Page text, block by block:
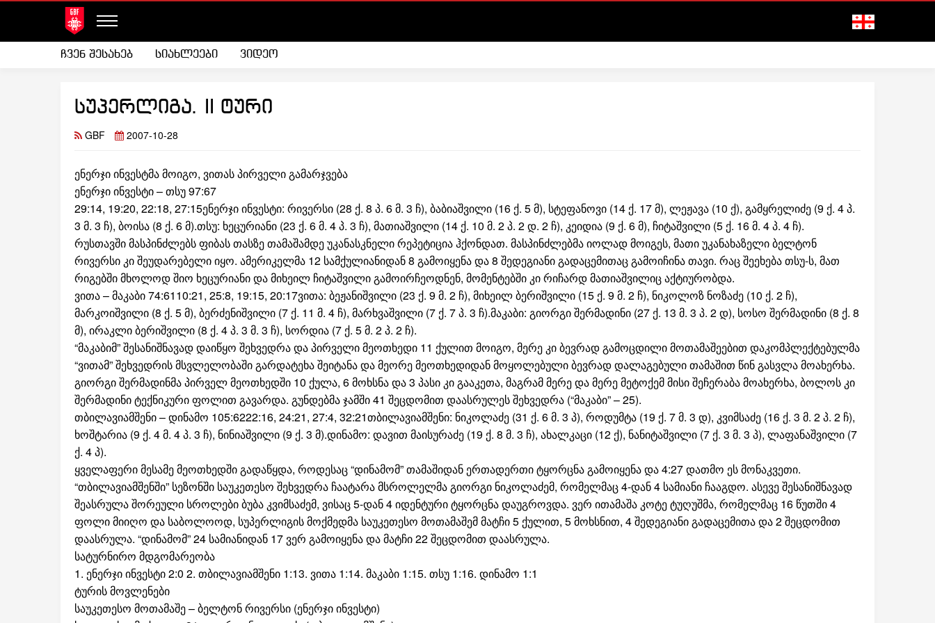
ჩვენ შესახებ სიახლეები ვიდეო
სუპერლიგა. II ტური
GBF 2007-10-28
ენერჯი ინვესტმა მოიგო, ვითას პირველი გამარჯვება
ენერჯი ინვესტი – თსუ 97:67
29:14, 19:20, 22:18, 27:15ენერჯი ინვესტი: რივერსი (28 ქ. 8 პ. 6 მ. 3 ჩ), ბაბიაშვილი (16 ქ. 5 მ), სტეფანოვი (14 ქ. 17 მ), ლეჟავა (10 ქ), გამყრელიძე (9 ქ. 4 პ.
3 მ. 3 ჩ), ბოისა (8 ქ. 6 მ).თსუ: ხეცურიანი (23 ქ. 6 მ. 4 პ. 3 ჩ), მათიაშვილი (14 ქ. 10 მ. 2 პ. 2 დ. 2 ჩ), კეიდია (9 ქ. 6 მ), ჩიტაშვილი (5 ქ. 16 მ. 4 პ. 4 ჩ).
რუსთავში მასპინძლებს ფიბას თასზე თამაშამდე უკანასკნელი რეპეტიცია ჰქონდათ. მასპინძლებმა იოლად მოიგეს, მათი უკანახაზელი ბელტონ
რივერსი კი შეუდარებელი იყო. ამერიკელმა 12 სამქულიანიდან 8 გამოიყენა და 8 შედეგიანი გადაცემითაც გამოიჩინა თავი. რაც შეეხება თსუ-ს, მათ
რიგებში მხოლოდ შიო ხეცურიანი და მიხეილ ჩიტაშვილი გამოირჩეოდნენ, მომენტებში კი რიჩარდ მათიაშვილიც აქტიურობდა.
ვითა – მაკაბი 74:6110:21, 25:8, 19:15, 20:17ვითა: ბეჟანიშვილი (23 ქ. 9 მ. 2 ჩ), მიხეილ ბერიშვილი (15 ქ. 9 მ. 2 ჩ), ნიკოლოზ ნოზაძე (10 ქ. 2 ჩ),
მარკოიშვილი (8 ქ. 5 მ), ბერძენიშვილი (7 ქ. 11 მ. 4 ჩ), მარხვაშვილი (7 ქ. 7 პ. 3 ჩ).მაკაბი: გიორგი შერმადინი (27 ქ. 13 მ. 3 პ. 2 დ), სოსო შერმადინი (8 ქ. 8
მ), ირაკლი ბერიშვილი (8 ქ. 4 პ. 3 მ. 3 ჩ), სორდია (7 ქ. 5 მ. 2 პ. 2 ჩ).
“მაკაბიმ” შესანიშნავად დაიწყო შეხვედრა და პირველი მეოთხედი 11 ქულით მოიგო, მერე კი ბევრად გამოცდილი მოთამაშეებით დაკომპლექტებულმა
“ვითამ” შეხვედრის მსვლელობაში გარდატეხა შეიტანა და მეორე მეოთხედიდან მოყოლებული ბევრად დალაგებული თამაშით წინ გასვლა მოახერხა.
გიორგი შერმადინმა პირველ მეოთხედში 10 ქულა, 6 მოხსნა და 3 პასი კი გააკეთა, მაგრამ მერე და მერე მეტოქემ მისი შეჩერაბა მოახერხა, ბოლოს კი
შერმადინი ტექნიკური ფოლით გავარდა. გუნდებმა ჯამში 41 შეცდომით დაასრულეს შეხვედრა (“მაკაბი” – 25).
თბილავიამშენი – დინამო 105:6222:16, 24:21, 27:4, 32:21თბილავიამშენი: ნიკოლაძე (31 ქ. 6 მ. 3 პ), როდუმტა (19 ქ. 7 მ. 3 დ), კვიმსაძე (16 ქ. 3 მ. 2 პ. 2 ჩ),
ხოშტარია (9 ქ. 4 მ. 4 პ. 3 ჩ), ნინიაშვილი (9 ქ. 3 მ).დინამო: დავით მაისურაძე (19 ქ. 8 მ. 3 ჩ), ახალკაცი (12 ქ), ნანიტაშვილი (7 ქ. 3 მ. 3 პ), ლაფანაშვილი (7
ქ. 4 პ).
ყველაფერი მესამე მეოთხედში გადაწყდა, როდესაც “დინამომ” თამაშიდან ერთადერთი ტყორცნა გამოიყენა და 4:27 დათმო ეს მონაკვეთი.
“თბილავიამშენში” სეზონში საუკეთესო შეხვედრა ჩაატარა მსროლელმა გიორგი ნიკოლაძემ, რომელმაც 4-დან 4 სამიანი ჩააგდო. ასევე შესანიშნავად
შეასრულა შორეული სროლები ბუბა კვიმსაძემ, ვისაც 5-დან 4 იდენტური ტყორცნა დაუგროვდა. ვერ ითამაშა კოტე ტუღუშმა, რომელმაც 16 წუთში 4
ფოლი მიიღო და საბოლოოდ, სუპერლიგის მოქმედმა საუკეთესო მოთამაშემ მატჩი 5 ქულით, 5 მოხსნით, 4 შედეგიანი გადაცემითა და 2 შეცდომით
დაასრულა. “დინამომ” 24 სამიანიდან 17 ვერ გამოიყენა და მატჩი 22 შეცდომით დაასრულა.
სატურნირო მდგომარეობა
1. ენერჯი ინვესტი 2:0 2. თბილავიამშენი 1:13. ვითა 1:14. მაკაბი 1:15. თსუ 1:16. დინამო 1:1
ტურის მოვლენები
საუკეთესო მოთამაშე – ბელტონ რივერსი (ენერჯი ინვესტი)